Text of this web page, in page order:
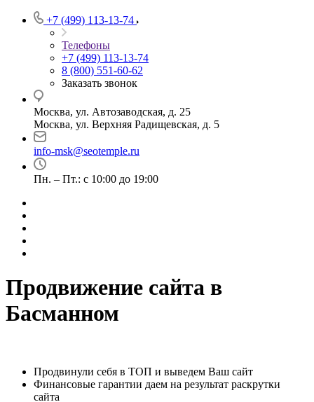
+7 (499) 113-13-74
Телефоны
+7 (499) 113-13-74
8 (800) 551-60-62
Заказать звонок
Москва, ул. Автозаводская, д. 25
Москва, ул. Верхняя Радищевская, д. 5
info-msk@seotemple.ru
Пн. – Пт.: с 10:00 до 19:00
Продвижение сайта в
Басманном
Продвинули себя в ТОП и выведем Ваш сайт
Финансовые гарантии даем на результат раскрутки
сайта